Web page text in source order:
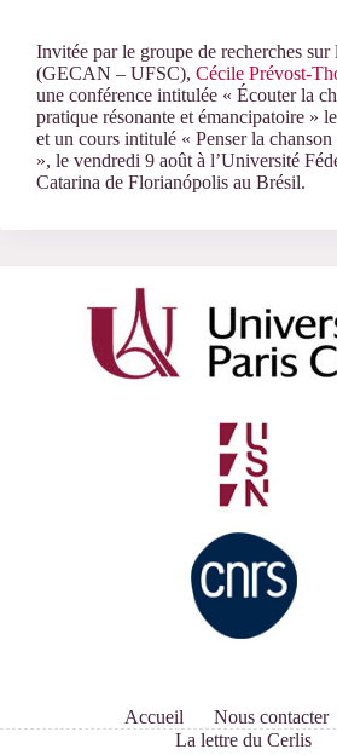
Invitée par le groupe de recherches sur
(GECAN – UFSC), Cécile Prévost-
une conférence intitulée « Écouter la
pratique résonante et émancipatoire »
et un cours intitulé « Penser la
», le vendredi 9 août à l’Université
Catarina de Florianópolis au Brésil.
Accueil Nous contacter
La lettre du Cerlis